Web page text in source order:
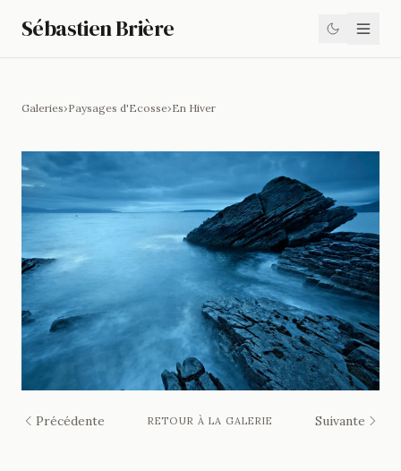
Sébastien Brière
Galeries›Paysages d'Ecosse›En Hiver
Précédente RETOUR À LA GALERIE Suivante